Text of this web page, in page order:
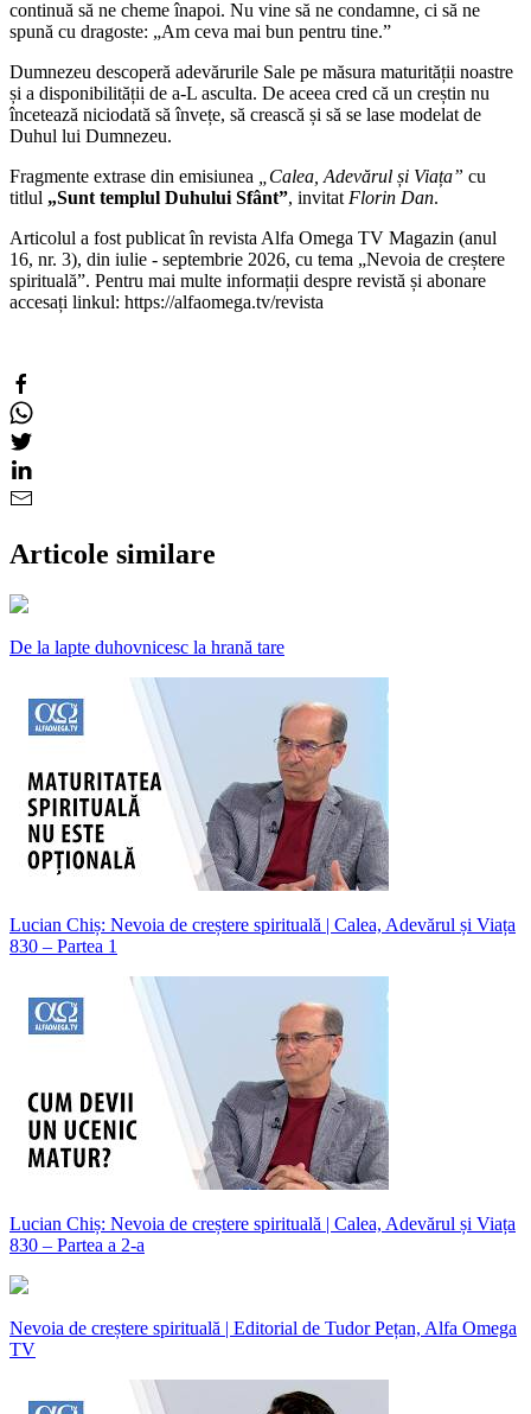
continuă să ne cheme înapoi. Nu vine să ne condamne, ci să ne
spună cu dragoste: „Am ceva mai bun pentru tine.”
Dumnezeu descoperă adevărurile Sale pe măsura maturității noastre
și a disponibilității de a-L asculta. De aceea cred că un creștin nu
încetează niciodată să învețe, să crească și să se lase modelat de
Duhul lui Dumnezeu.
Fragmente extrase din emisiunea
„Calea, Adevărul și Viața” cu
titlul „Sunt templul Duhului Sfânt”, invitat Florin Dan.
Articolul a fost publicat în revista Alfa Omega TV Magazin (anul
16, nr. 3), din iulie - septembrie 2026, cu tema „Nevoia de creștere
spirituală”. Pentru mai multe informații despre revistă și abonare
accesați linkul: https://alfaomega.tv/revista
Articole similare
De la lapte duhovnicesc la hrană tare
Lucian Chiș: Nevoia de creștere spirituală | Calea, Adevărul și Viața
830 – Partea 1
Lucian Chiș: Nevoia de creștere spirituală | Calea, Adevărul și Viața
830 – Partea a 2-a
Nevoia de creștere spirituală | Editorial de Tudor Pețan, Alfa Omega
TV